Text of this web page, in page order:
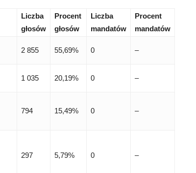
Liczba
głosów
Procent
głosów
Liczba
mandatów
Procent
mandatów
2 855 55,69% 0 –
1 035 20,19% 0 –
794 15,49% 0 –
297 5,79% 0 –